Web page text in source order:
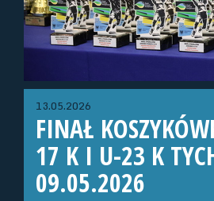
13.05.2026
FINAŁ
17 K I U-23 K
09.05.2026